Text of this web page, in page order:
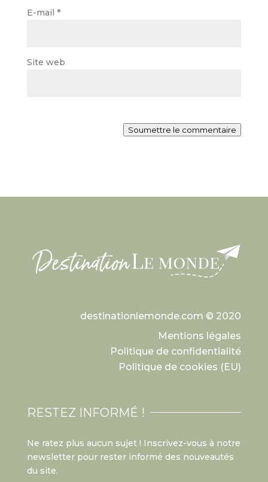
E-mail *
Site web
Soumettre le commentaire
destinationlemonde.com © 2020
Mentions légales
Politique de confidentialité
Politique de cookies (EU)
RESTEZ INFORMÉ !
Ne ratez plus aucun sujet ! Inscrivez-vous à notre
newsletter pour rester informé des nouveautés
du site.